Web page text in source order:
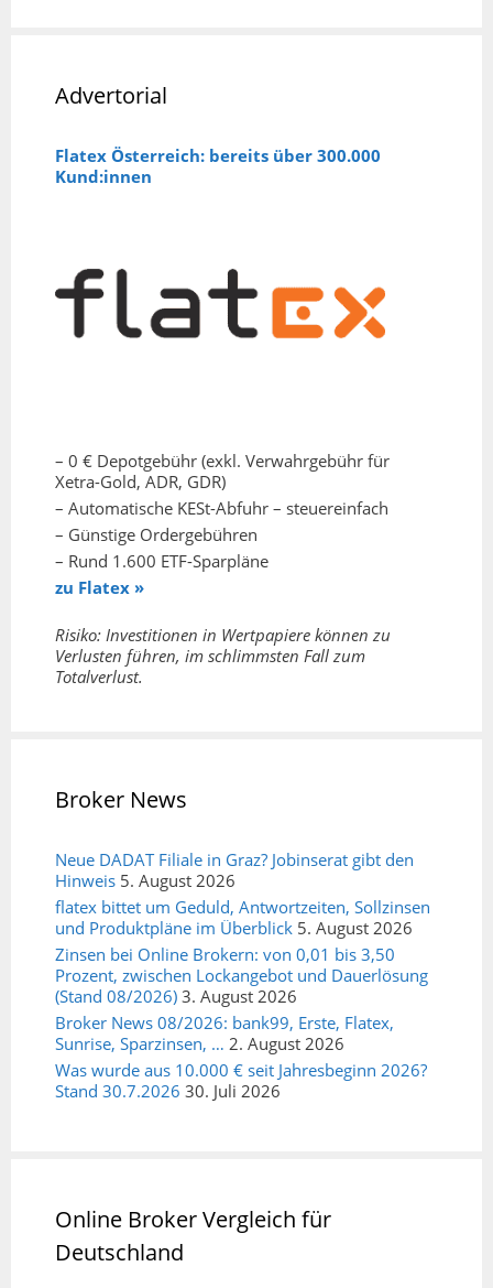
Advertorial
Flatex Österreich: bereits über 300.000
Kund:innen
– 0 € Depotgebühr (exkl. Verwahrgebühr für
Xetra-Gold, ADR, GDR)
– Automatische KESt-Abfuhr – steuereinfach
– Günstige Ordergebühren
– Rund 1.600 ETF-Sparpläne
zu Flatex »
Risiko: Investitionen in Wertpapiere können zu
Verlusten führen, im schlimmsten Fall zum
Totalverlust.
Broker News
Neue DADAT Filiale in Graz? Jobinserat gibt den
Hinweis 5. August 2026
flatex bittet um Geduld, Antwortzeiten, Sollzinsen
und Produktpläne im Überblick 5. August 2026
Zinsen bei Online Brokern: von 0,01 bis 3,50
Prozent, zwischen Lockangebot und Dauerlösung
(Stand 08/2026) 3. August 2026
Broker News 08/2026: bank99, Erste, Flatex,
Sunrise, Sparzinsen, … 2. August 2026
Was wurde aus 10.000 € seit Jahresbeginn 2026?
Stand 30.7.2026 30. Juli 2026
Online Broker Vergleich für
Deutschland